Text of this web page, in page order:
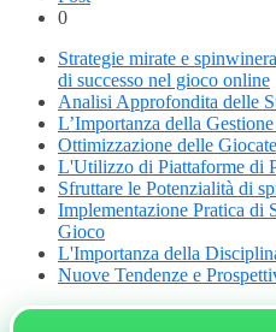
0
Strategie mirate e
di successo nel gioco online
Analisi Approfondita delle
L’Importanza della
Ottimizzazione delle
L'Utilizzo di Piattaforme di
Sfruttare le Potenzialità di
Implementazione Pratica di
Gioco
L'Importanza della
Nuove Tendenze e